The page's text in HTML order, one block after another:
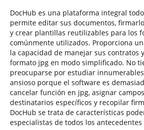
DocHub es una plataforma integral
permite editar sus documentos,
y crear plantillas reutilizables para los
comúnmente utilizados. Proporciona
la capacidad de manejar sus contratos
formato jpg en modo simplificado. No
preocuparse por estudiar
ansioso porque el software es
cancelar función en jpg, asignar
destinatarios específicos y recopilar
DocHub se trata de características
especialistas de todos los antecedentes